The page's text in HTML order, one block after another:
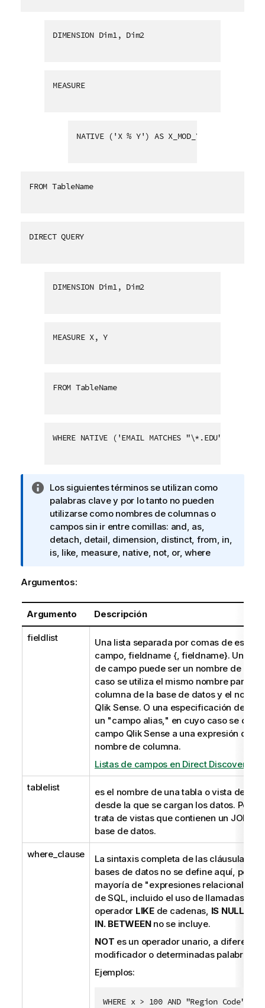
DIMENSION Dim1, Dim2
MEASURE
NATIVE ('X % Y') AS X_MOD_Y
FROM TableName
DIRECT QUERY
DIMENSION Dim1, Dim2
MEASURE X, Y
FROM TableName
WHERE NATIVE ('EMAIL MATCHES "\*.EDU"')
N
o
t
a
i
n
o
m
a
i
Los siguientes términos se utilizan como
palabras clave y por lo tanto no pueden
utilizarse como nombres de columnas o
campos sin ir entre comillas: and, as,
detach, detail, dimension, distinct, from, in,
is, like, measure, native, not, or, where
Argumentos:
Argumento Descripción
fieldlist
Una lista separada por comas de
campo,fieldname {, fieldname}. Una
de campo puede ser un nombre de
caso se utiliza el mismo nombre para el
columna de la base de datos y el
Qlik Sense. O una especificación de
un "campo alias," en cuyo caso se da
campo Qlik Sense a una expresión de
nombre de columna.
Listas de campos en Direct Discovery
tablelist
es el nombre de una tabla o vista de la
desde la que se cargan los datos. Por lo
trata de vistas que contienen un JOIN
base de datos.
where_clause La sintaxis completa de las cláusulas
bases de datos no se define aquí, pero
mayoría de "expresiones relacionales"
deSQL, incluido el uso de llamadas a
operador LIKEde cadenas, IS NULL
IN. BETWEENno se incluye.
NOT es un operador unario, a
modificador o determinadas palabras
Ejemplos:
WHERE x > 100 AND "Region